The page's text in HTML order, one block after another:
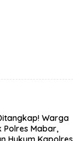
Warga
Polres Mabar,